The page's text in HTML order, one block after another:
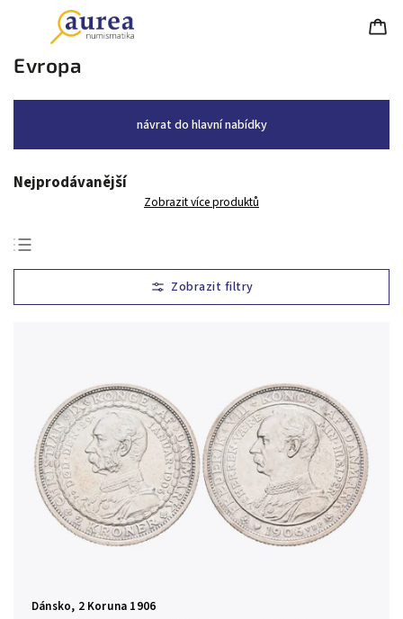
Evropa
návrat do hlavní nabídky
Nejprodávanější
Zobrazit více produktů
Nejlevnější
Nejdražší
Chronologicky
Dánsko, 2 Koruna 1906